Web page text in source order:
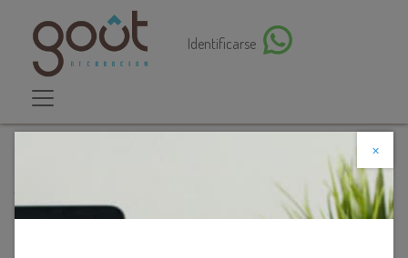
Identificarse
×
Descuento web
Lamp. Colg. 1L Gu10 T/Cilindro Blanco (250X55Mm)